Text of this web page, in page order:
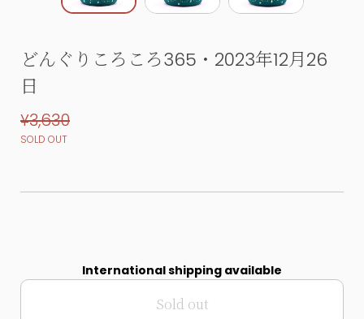
どんぐりころころ365・2023年12月26
日
¥3,630
SOLD OUT
International shipping available
Sold out